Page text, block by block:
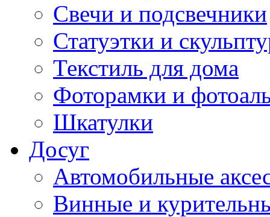
Свечи и подсвечники
Статуэтки и
Текстиль для дома
Фоторамки и
Шкатулки
Досуг
Автомобильные
Винные и